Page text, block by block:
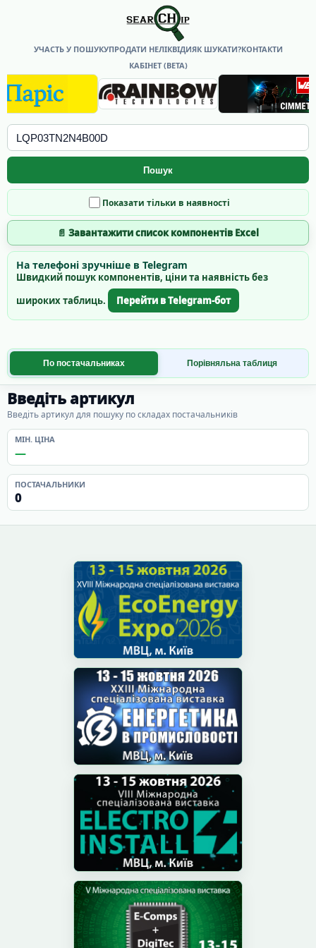
УЧАСТЬ У ПОШУКУПРОДАТИ НЕЛІКВІДИЯК ШУКАТИ?КОНТАКТИ
КАБІНЕТ (BETA)
Пошук
Показати тільки в наявності
📄 Завантажити список компонентів Excel
На телефоні зручніше в Telegram
Швидкий пошук компонентів, ціни та наявність без
широких таблиць.
Перейти в Telegram-бот
По постачальниках Порівняльна таблиця
Введіть артикул
Введіть артикул для пошуку по складах постачальників
МІН. ЦІНА
—
ПОСТАЧАЛЬНИКИ
0